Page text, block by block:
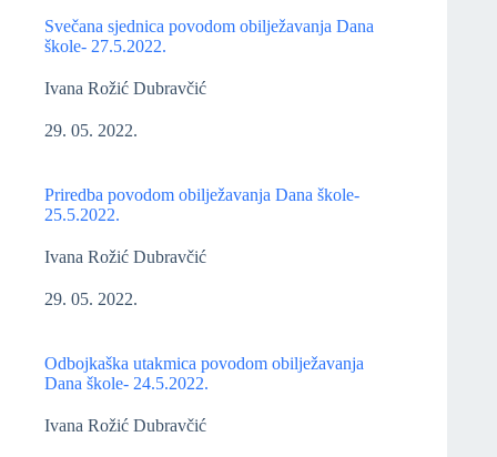
Svečana sjednica povodom obilježavanja Dana
škole- 27.5.2022.
Ivana Rožić Dubravčić
29. 05. 2022.
Priredba povodom obilježavanja Dana škole-
25.5.2022.
Ivana Rožić Dubravčić
29. 05. 2022.
Odbojkaška utakmica povodom obilježavanja
Dana škole- 24.5.2022.
Ivana Rožić Dubravčić